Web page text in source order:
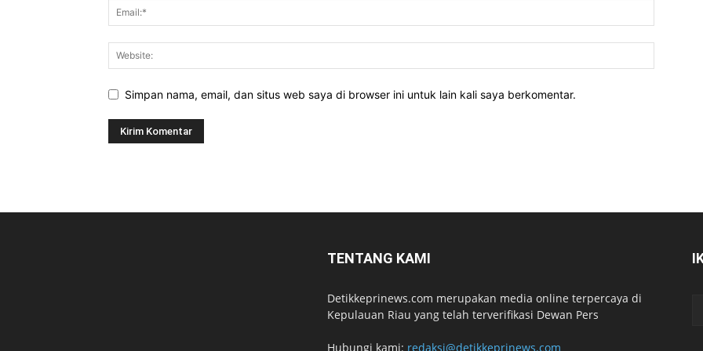
Simpan nama, email, dan situs web saya di browser ini untuk lain kali saya berkomentar.
TENTANG KAMI
Detikkeprinews.com merupakan media online terpercaya di
Kepulauan Riau yang telah terverifikasi Dewan Pers
Hubungi kami: redaksi@detikkeprinews.com